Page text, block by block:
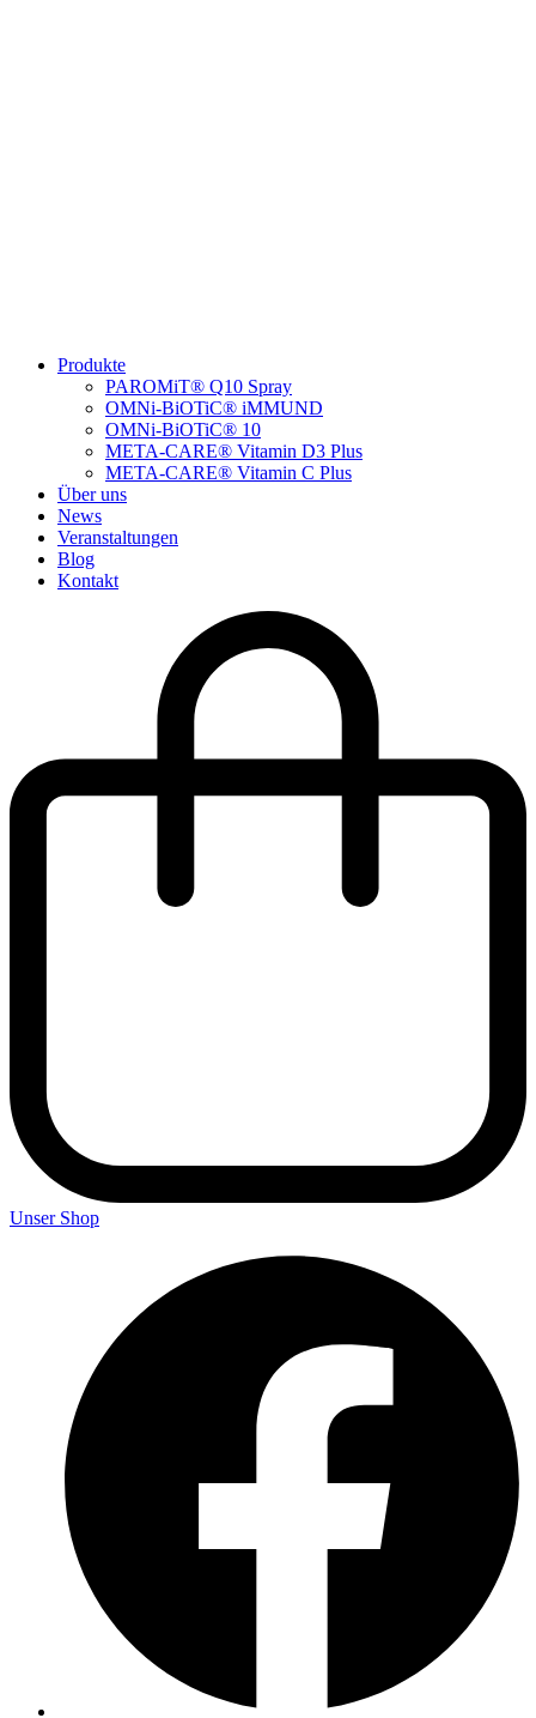
Produkte
PAROMiT® Q10 Spray
OMNi-BiOTiC® iMMUND
OMNi-BiOTiC® 10
META-CARE® Vitamin D3 Plus
META-CARE® Vitamin C Plus
Über uns
News
Veranstaltungen
Blog
Kontakt
Unser Shop